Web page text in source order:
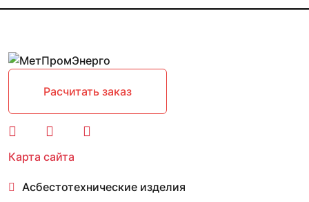
Расчитать заказ
Карта сайта
Асбестотехнические изделия